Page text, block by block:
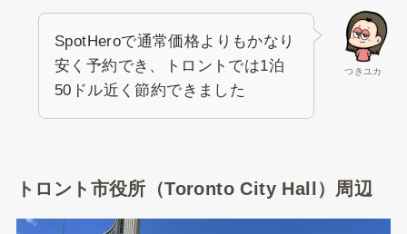
つきユカ
SpotHeroで通常価格よりもかなり
安く予約でき、トロントでは1泊
50ドル近く節約できました
トロント市役所（Toronto City Hall）周辺